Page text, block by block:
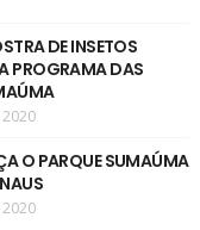
DE INSETOS
PROGRAMA DAS
2020
O PARQUE SUMAÚMA
2020